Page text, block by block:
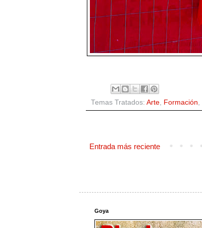
Temas Tratados: Arte, Formación
Entrada más reciente
Goya